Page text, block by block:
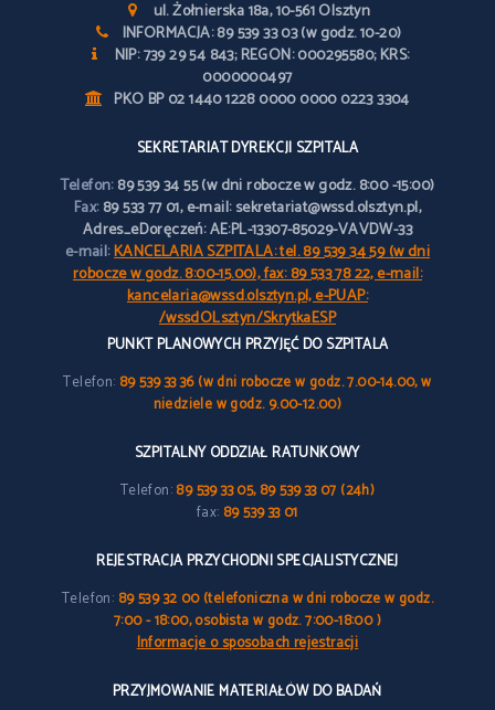
ul. Żołnierska 18a, 10-561 Olsztyn
INFORMACJA: 89 539 33 03 (w godz. 10-20)
NIP: 739 29 54 843; REGON: 000295580; KRS:
0000000497
PKO BP 02 1440 1228 0000 0000 0223 3304
SEKRETARIAT DYREKCJI SZPITALA
Telefon:89 539 34 55 (w dni robocze w godz. 8:00 -15:00)
Fax:89 533 77 01, e-mail: sekretariat@wssd.olsztyn.pl,
Adres_eDoręczeń: AE:PL-13307-85029-VAVDW-33
e-mail:KANCELARIA SZPITALA: tel. 89 539 34 59 (w dni
robocze w godz. 8:00-15.00), fax: 89 533 78 22, e-mail:
kancelaria@wssd.olsztyn.pl, e-PUAP:
/wssdOLsztyn/SkrytkaESP
PUNKT PLANOWYCH PRZYJĘĆ DO SZPITALA
Telefon: 89 539 33 36 (w dni robocze w godz. 7.00-14.00, w
niedziele w godz. 9.00-12.00)
SZPITALNY ODDZIAŁ RATUNKOWY
Telefon:89 539 33 05, 89 539 33 07 (24h)
fax: 89 539 33 01
REJESTRACJA PRZYCHODNI SPECJALISTYCZNEJ
Telefon: 89 539 32 00 (telefoniczna w dni robocze w godz.
7:00 - 18:00, osobista w godz. 7:00-18:00 )
Informacje o sposobach rejestracji
PRZYJMOWANIE MATERIAŁÓW DO BADAŃ